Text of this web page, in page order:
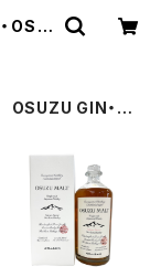
OSU
GIN・O